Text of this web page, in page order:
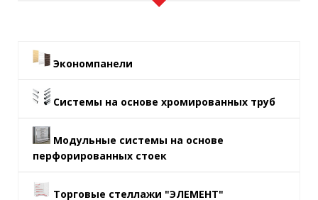
Экономпанели
Системы на основе хромированных труб
Модульные системы на основе
перфорированных стоек
Торговые стеллажи "ЭЛЕМЕНТ"